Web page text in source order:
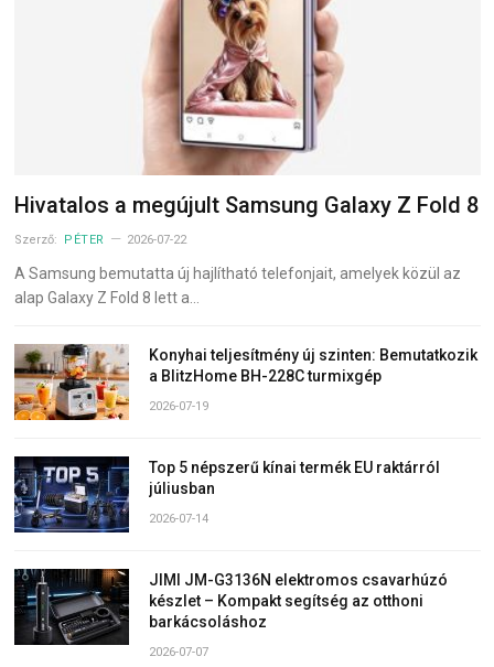
Hivatalos a megújult Samsung Galaxy Z Fold 8
Szerző: PÉTER 2026-07-22
A Samsung bemutatta új hajlítható telefonjait, amelyek közül az
alap Galaxy Z Fold 8 lett a…
Konyhai teljesítmény új szinten: Bemutatkozik
a BlitzHome BH-228C turmixgép
2026-07-19
Top 5 népszerű kínai termék EU raktárról
júliusban
2026-07-14
JIMI JM-G3136N elektromos csavarhúzó
készlet – Kompakt segítség az otthoni
barkácsoláshoz
2026-07-07